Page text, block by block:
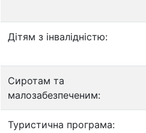
Дітям з інвалідністю:
Сиротам та
малозабезпеченим:
Туристична програма: